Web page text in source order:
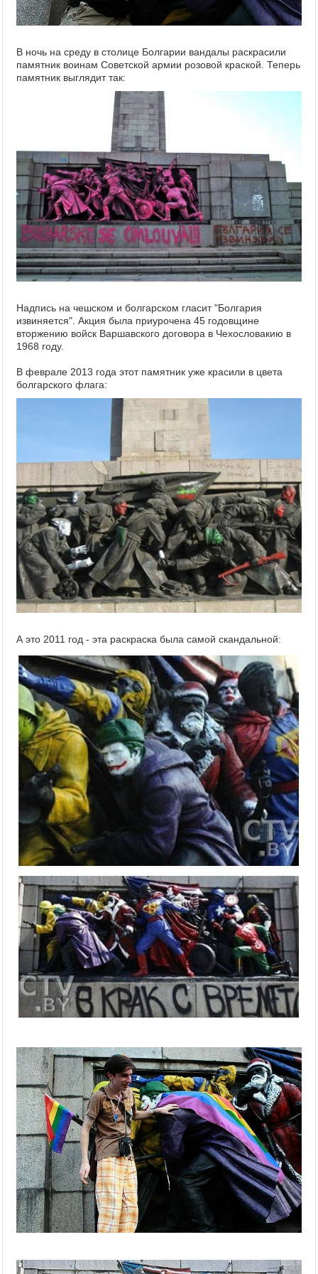
В ночь на среду в столице Болгарии вандалы раскрасили
памятник воинам Советской армии розовой краской. Теперь
памятник выглядит так:
Надпись на чешском и болгарском гласит "Болгария
извиняется". Акция была приурочена 45 годовщине
вторжению войск Варшавского договора в Чехословакию в
1968 году.
В феврале 2013 года этот памятник уже красили в цвета
болгарского флага:
А это 2011 год - эта раскраска была самой скандальной: